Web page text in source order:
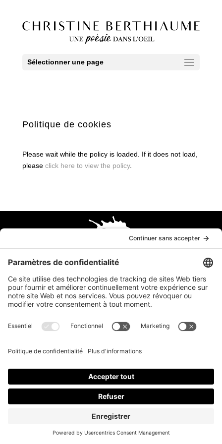
Sélectionner une page
Politique de cookies
Please wait while the policy is loaded. If it does not load,
please click here to view the policy.
CHRISTINE BERTHIAUME | PHOTOGRAPHE | 2024 |
TOUS DROITS RÉSERVÉS
POLITIQUE DE LIVRAISON, REMBOURSEMENTS ET
POLITIQUE DE COOKIES